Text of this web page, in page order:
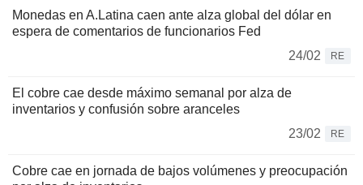
Monedas en A.Latina caen ante alza global del dólar en
espera de comentarios de funcionarios Fed
24/02
RE
El cobre cae desde máximo semanal por alza de
inventarios y confusión sobre aranceles
23/02
RE
Cobre cae en jornada de bajos volúmenes y preocupación